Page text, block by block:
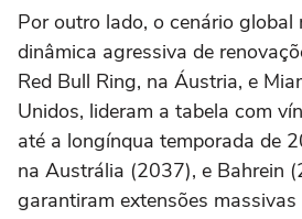
Por outro lado, o cenário global
dinâmica agressiva de
Red Bull Ring, na Áustria, e
Unidos, lideram a tabela com
até a longínqua temporada de
na Austrália (2037), e Bahrein
garantiram extensões massivas